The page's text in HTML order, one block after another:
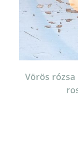
Vörös rózsa